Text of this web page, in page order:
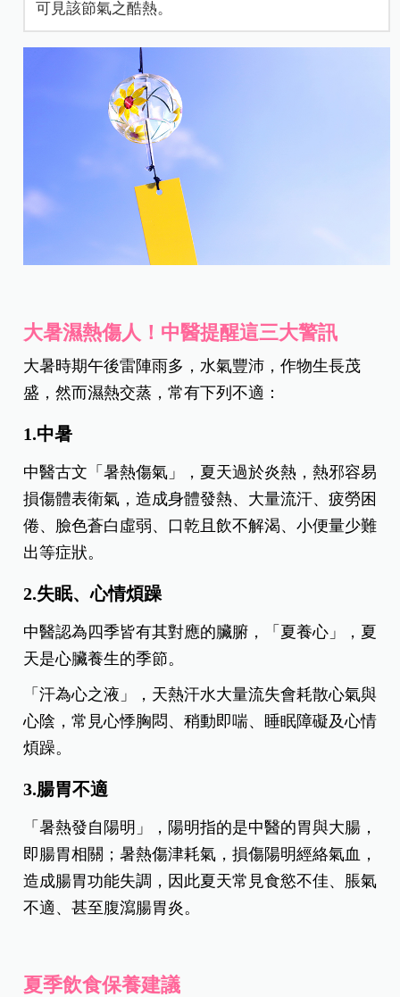
可見該節氣之酷熱。
大暑濕熱傷人！中醫提醒這三大警訊
大暑時期午後雷陣雨多，水氣豐沛，作物生長茂
盛，然而濕熱交蒸，常有下列不適：
1.中暑
中醫古文「暑熱傷氣」，夏天過於炎熱，熱邪容易
損傷體表衛氣，造成身體發熱、大量流汗、疲勞困
倦、臉色蒼白虛弱、口乾且飲不解渴、小便量少難
出等症狀。
2.失眠、心情煩躁
中醫認為四季皆有其對應的臟腑，「夏養心」，夏
天是心臟養生的季節。
「汗為心之液」，天熱汗水大量流失會耗散心氣與
心陰，常見心悸胸悶、稍動即喘、睡眠障礙及心情
煩躁。
3.腸胃不適
「暑熱發自陽明」，陽明指的是中醫的胃與大腸，
即腸胃相關；暑熱傷津耗氣，損傷陽明經絡氣血，
造成腸胃功能失調，因此夏天常見食慾不佳、脹氣
不適、甚至腹瀉腸胃炎。
夏季飲食保養建議